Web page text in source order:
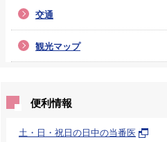
交通
観光マップ
便利情報
土・日・祝日の日中の当番医